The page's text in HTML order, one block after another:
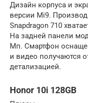
Дизайн корпуса и
версии Mi9.
Snapdragon 710
На задней панели
Мп. Смартфон
и видео получаются
детализацией.
Honor 10i 128GB